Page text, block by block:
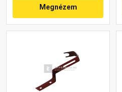
Megnézem